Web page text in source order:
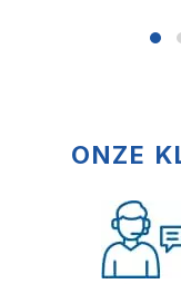
ONZE